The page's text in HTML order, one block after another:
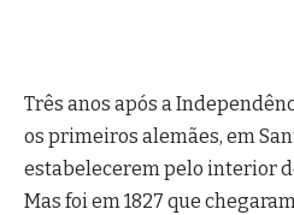
Três anos após a
os primeiros alemães, em
estabelecerem pelo interior
Mas foi em 1827 que